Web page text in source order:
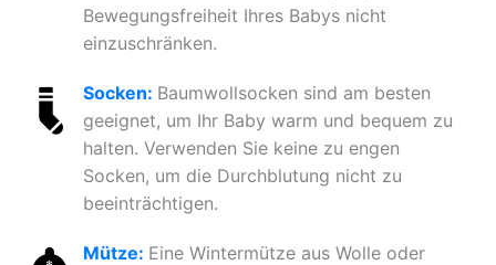
Bewegungsfreiheit Ihres Babys nicht
einzuschränken.
Socken: Baumwollsocken sind am besten
geeignet, um Ihr Baby warm und bequem zu
halten. Verwenden Sie keine zu engen
Socken, um die Durchblutung nicht zu
beeinträchtigen.
Mütze: Eine Wintermütze aus Wolle oder